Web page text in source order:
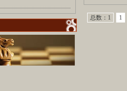
总数：1 1